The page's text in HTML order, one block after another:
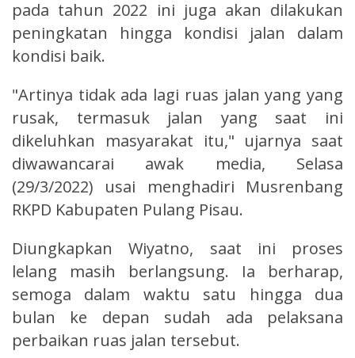
pada tahun 2022 ini juga akan dilakukan
peningkatan hingga kondisi jalan dalam
kondisi baik.
"Artinya tidak ada lagi ruas jalan yang yang
rusak, termasuk jalan yang saat ini
dikeluhkan masyarakat itu," ujarnya saat
diwawancarai awak media, Selasa
(29/3/2022) usai menghadiri Musrenbang
RKPD Kabupaten Pulang Pisau.
Diungkapkan Wiyatno, saat ini proses
lelang masih berlangsung. Ia berharap,
semoga dalam waktu satu hingga dua
bulan ke depan sudah ada pelaksana
perbaikan ruas jalan tersebut.